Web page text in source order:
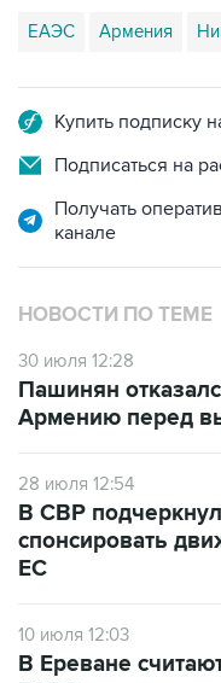
ЕАЭС Армения
Купить подписку
Подписаться на
Получать
канале
НОВОСТИ ПО ТЕМЕ
30 июля 12:28
Пашинян
Армению перед
28 июля 12:54
В СВР
спонсировать
ЕС
10 июля 12:03
В Ереване